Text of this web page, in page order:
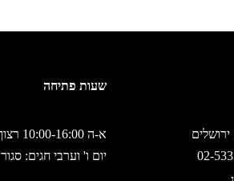
שעות פתיחה
א-ה 10:00-16:00 רצוף
יום ו' וערבי חגים: סגור